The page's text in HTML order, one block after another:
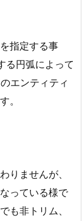
指定する事
る円弧によって
エンティティ
。
りませんが、
っている様で
も非トリム、